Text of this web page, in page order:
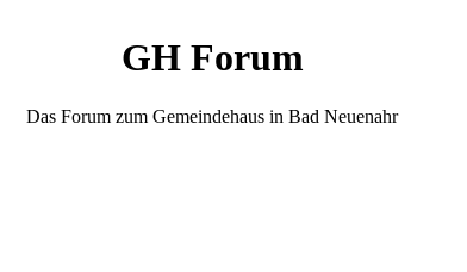
GH Forum
Das Forum zum Gemeindehaus in Bad Neuenahr